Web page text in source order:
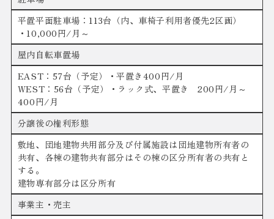
平置平面駐車場：113台（内、車椅子利用者優先2区画）
・10,000円/月～
屋内自転車置場
EAST：57台（予定）・平置き400円/月
WEST：56台（予定）・ラック式、平置き 200円/月～
400円/月
分譲後の権利形態
敷地、団地建物共用部分及び付属施設は団地建物所有者の
共有、各棟の建物共有部分はその棟の区分所有者の共有と
する。
建物専有部分は区分所有
事業主・売主